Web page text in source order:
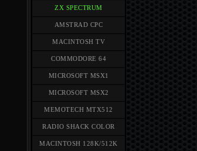
ZX SPECTRUM
AMSTRAD CPC
MACINTOSH TV
COMMODORE 64
MICROSOFT MSX1
MICROSOFT MSX2
MEMOTECH MTX512
RADIO SHACK COLOR
MACINTOSH 128K/512K